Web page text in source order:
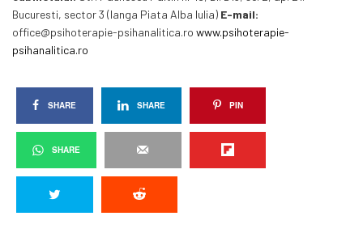
Bucuresti, sector 3 (langa Piata Alba Iulia) E-mail:
office@psihoterapie-psihanalitica.rowww.psihoterapie-
psihanalitica.ro
SHARE SHARE PIN
SHARE